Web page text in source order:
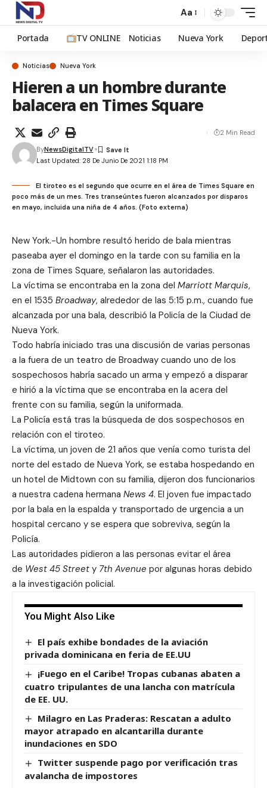
Aa
Portada TV ONLINE Noticias Nueva York
Noticias Nueva York
Hieren a un hombre durante
balacera en Times Square
Last Updated: 28 De Junio De 2021 1:18 PM
ByNewsDigitalTV
2 Min Read
El tiroteo es el segundo que ocurre en el área de Times Square en
poco más de un mes. Tres transeúntes fueron alcanzados por disparos
en mayo, incluida una niña de 4 años. (Foto externa)
New York.-Un hombre resultó herido de bala mientras
paseaba ayer el domingo en la tarde con su familia en la
zona de Times Square, señalaron las autoridades.
La víctima se encontraba en la zona del Marriott Marquis,
en el 1535 Broadway, alrededor de las 5:15 p.m., cuando fue
alcanzada por una bala, describió la Policía de la Ciudad de
Nueva York.
Todo habría iniciado tras una discusión de varias personas
a la fuera de un teatro de Broadway cuando uno de los
sospechosos habría sacado un arma y empezó a disparar
e hirió a la víctima que se encontraba en la acera del
frente con su familia, según la uniformada.
La Policía está tras la búsqueda de dos sospechosos en
relación con el tiroteo.
La víctima, un joven de 21 años que venía como turista del
norte del estado de Nueva York, se estaba hospedando en
un hotel de Midtown con su familia, dijeron dos funcionarios
a nuestra cadena hermana News 4. El joven fue impactado
por la bala en la espalda y transportado de urgencia a un
hospital cercano y se espera que sobreviva, según la
Policía.
Las autoridades pidieron a las personas evitar el área
de West 45 Street y 7th Avenue por algunas horas debido
a la investigación policial.
You Might Also Like
El país exhibe bondades de la aviación
privada dominicana en feria de EE.UU
¡Fuego en el Caribe! Tropas cubanas abaten a
cuatro tripulantes de una lancha con matrícula
de EE. UU.
Milagro en Las Praderas: Rescatan a adulto
mayor atrapado en alcantarilla durante
inundaciones en SDO
Twitter suspende pago por verificación tras
avalancha de impostores